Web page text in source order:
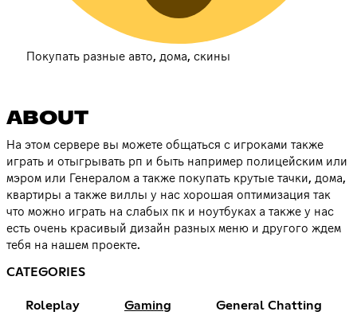
Покупать разные авто, дома, скины
ABOUT
На этом сервере вы можете общаться с игроками также
играть и отыгрывать рп и быть например полицейским или
мэром или Генералом а также покупать крутые тачки, дома,
квартиры а также виллы у нас хорошая оптимизация так
что можно играть на слабых пк и ноутбуках а также у нас
есть очень красивый дизайн разных меню и другого ждем
тебя на нашем проекте.
CATEGORIES
Roleplay Gaming General Chatting